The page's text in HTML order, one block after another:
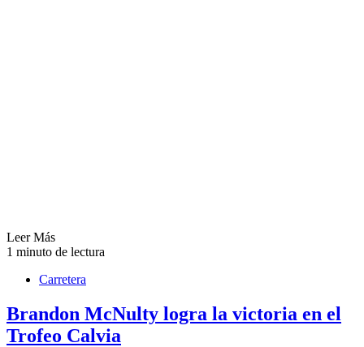
Leer Más
1 minuto de lectura
Carretera
Brandon McNulty logra la victoria en el
Trofeo Calvia